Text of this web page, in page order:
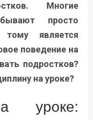
Многие
просто
является
поведение на
подростков?
на уроке?
уроке: